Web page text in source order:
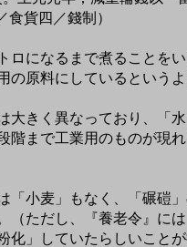
貨四／錢制）
になるまで煮ることを
原料にしているという
きく異なっており、「
まで工業用のものが現
小麦」もなく、「碾磑
ただし、『養老令』に
」していたらしいこと